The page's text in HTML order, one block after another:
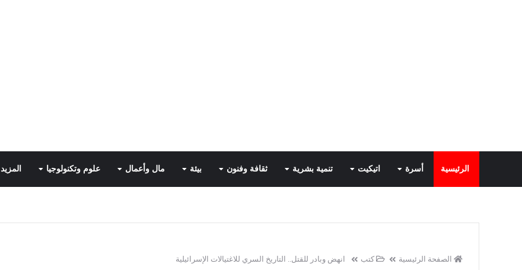
الرئيسية أسرة اتيكيت تنمية بشرية ثقافة وفنون بيئة مال وأعمال علوم وتكنولوجيا المزيد
الصفحة الرئيسية كتب انهض وبادر للقتل.. التاريخ السري للاغتيالات الإسرائيلية